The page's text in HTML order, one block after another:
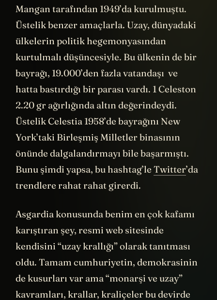
Mangan tarafından 1949’da kurulmuştu.
Üstelik benzer amaçlarla. Uzay, dünyadaki
ülkelerin politik hegemonyasından
kurtulmalı düşüncesiyle. Bu ülkenin de bir
bayrağı, 19.000’den fazla vatandaşı ve
hatta bastırdığı bir parası vardı. 1 Celeston
2.20 gr ağırlığında altın değerindeydi.
Üstelik Celestia 1958’de bayrağını New
York’taki Birleşmiş Milletler binasının
önünde dalgalandırmayı bile başarmıştı.
Bunu şimdi yapsa, bu hashtag’le Twitter’da
trendlere rahat rahat girerdi.
Asgardia konusunda benim en çok kafamı
karıştıran şey, resmi web sitesinde
kendisini “uzay krallığı” olarak tanıtması
oldu. Tamam cumhuriyetin, demokrasinin
de kusurları var ama “monarşi ve uzay”
kavramları, krallar, kraliçeler bu devirde